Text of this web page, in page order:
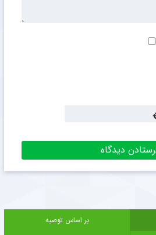
بر اساس توصیه